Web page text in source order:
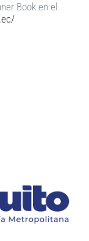
Book en el